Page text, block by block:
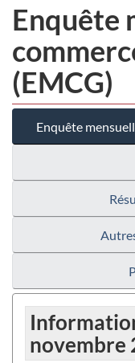
Enquête
(EMCG)
Enquête
novembre